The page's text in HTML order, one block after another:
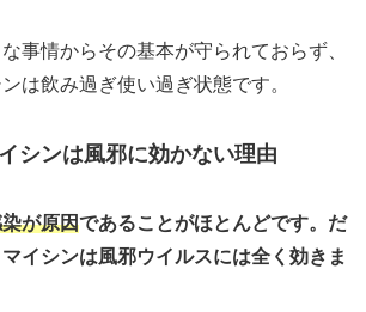
事情からその基本が守られておらず、
は飲み過ぎ使い過ぎ状態です。
シンは風邪に効かない理由
が原因であることがほとんどです。だ
イシンは風邪ウイルスには全く効きま